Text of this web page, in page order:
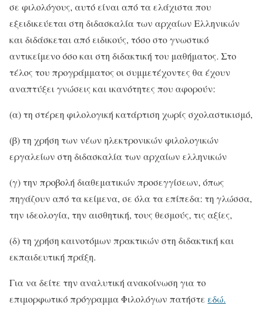
σε φιλολόγους, αυτό είναι από τα ελάχιστα που
εξειδικεύεται στη διδασκαλία των αρχαίων Ελληνικών
και διδάσκεται από ειδικούς, τόσο στο γνωστικό
αντικείμενο όσο και στη διδακτική του μαθήματος. Στο
τέλος του προγράμματος οι συμμετέχοντες θα έχουν
αναπτύξει γνώσεις και ικανότητες που αφορούν:
(α) τη στέρεη φιλολογική κατάρτιση χωρίς σχολαστικισμό,
(β) τη χρήση των νέων ηλεκτρονικών φιλολογικών
εργαλείων στη διδασκαλία των αρχαίων ελληνικών
(γ) την προβολή διαθεματικών προσεγγίσεων, όπως
πηγάζουν από τα κείμενα, σε όλα τα επίπεδα: τη γλώσσα,
την ιδεολογία, την αισθητική, τους θεσμούς, τις αξίες,
(δ) τη χρήση καινοτόμων πρακτικών στη διδακτική και
εκπαιδευτική πράξη.
Για να δείτε την αναλυτική ανακοίνωση για το
επιμορφωτικό πρόγραμμα Φιλολόγων πατήστε εδώ.